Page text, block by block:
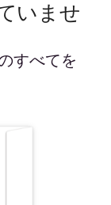
いませ
すべてを